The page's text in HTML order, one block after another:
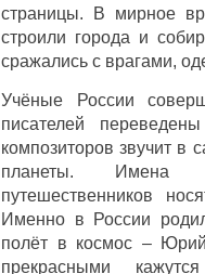
страницы. В мирное
строили города и
сражались с врагами,
Учёные России
писателей
композиторов звучит в
планеты. Имена
путешественников
Именно в России
полёт в космос –
прекрасными